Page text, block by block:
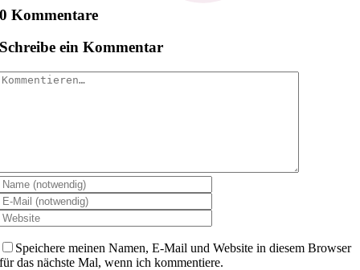
0 Kommentare
Schreibe ein Kommentar
Speichere meinen Namen, E-Mail und Website in diesem Browser
für das nächste Mal, wenn ich kommentiere.